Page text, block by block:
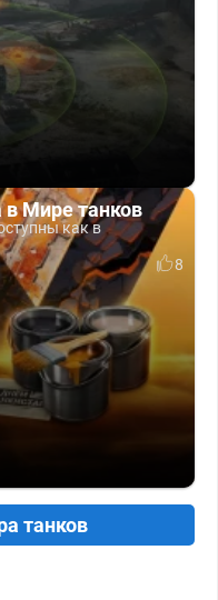
в Мире танков
как в
8
танков